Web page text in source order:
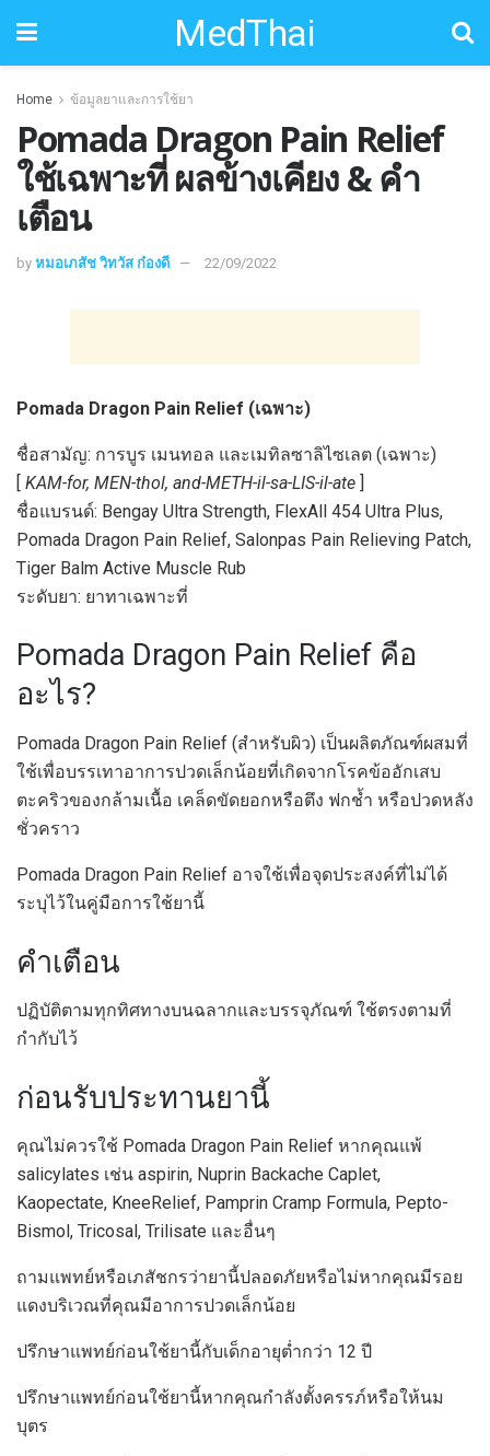
MedThai
Home ข้อมูลยาและการใช้ยา
Pomada Dragon Pain Relief
ใช้เฉพาะที่ ผลข้างเคียง & คำ
เตือน
by หมอเภสัช วิทวัส ก๋องดี 22/09/2022
Pomada Dragon Pain Relief (เฉพาะ)
ชื่อสามัญ: การบูร เมนทอล และเมทิลซาลิไซเลต (เฉพาะ)
[ KAM-for, MEN-thol, and-METH-il-sa-LIS-il-ate ]
ชื่อแบรนด์: Bengay Ultra Strength, FlexAll 454 Ultra Plus,
Pomada Dragon Pain Relief, Salonpas Pain Relieving Patch,
Tiger Balm Active Muscle Rub
ระดับยา: ยาทาเฉพาะที่
Pomada Dragon Pain Relief คือ
อะไร?
Pomada Dragon Pain Relief (สำหรับผิว) เป็นผลิตภัณฑ์ผสมที่
ใช้เพื่อบรรเทาอาการปวดเล็กน้อยที่เกิดจากโรคข้ออักเสบ
ตะคริวของกล้ามเนื้อ เคล็ดขัดยอกหรือตึง ฟกช้ำ หรือปวดหลัง
ชั่วคราว
Pomada Dragon Pain Relief อาจใช้เพื่อจุดประสงค์ที่ไม่ได้
ระบุไว้ในคู่มือการใช้ยานี้
คำเตือน
ปฏิบัติตามทุกทิศทางบนฉลากและบรรจุภัณฑ์ ใช้ตรงตามที่
กำกับไว้
ก่อนรับประทานยานี้
คุณไม่ควรใช้ Pomada Dragon Pain Relief หากคุณแพ้
salicylates เช่น aspirin, Nuprin Backache Caplet,
Kaopectate, KneeRelief, Pamprin Cramp Formula, Pepto-
Bismol, Tricosal, Trilisate และอื่นๆ
ถามแพทย์หรือเภสัชกรว่ายานี้ปลอดภัยหรือไม่หากคุณมีรอย
แดงบริเวณที่คุณมีอาการปวดเล็กน้อย
ปรึกษาแพทย์ก่อนใช้ยานี้กับเด็กอายุต่ำกว่า 12 ปี
ปรึกษาแพทย์ก่อนใช้ยานี้หากคุณกำลังตั้งครรภ์หรือให้นม
บุตร